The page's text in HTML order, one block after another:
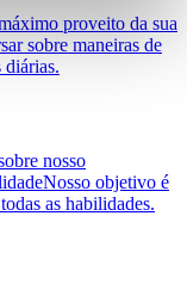
proveito da sua
sobre maneiras de
diárias.
nosso
Nosso objetivo é
as habilidades.